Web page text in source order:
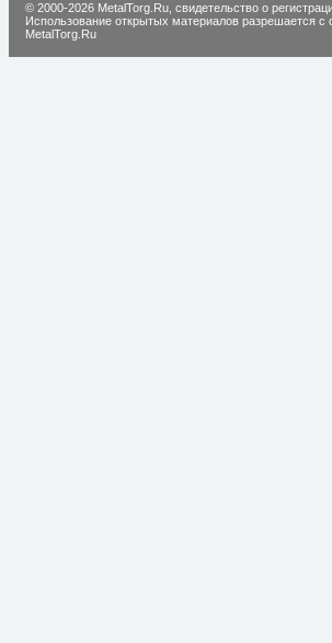
© 2000-2026 MetalTorg.Ru, cвидетельство о
Использование открытых материалов разрешается с
MetalTorg.Ru